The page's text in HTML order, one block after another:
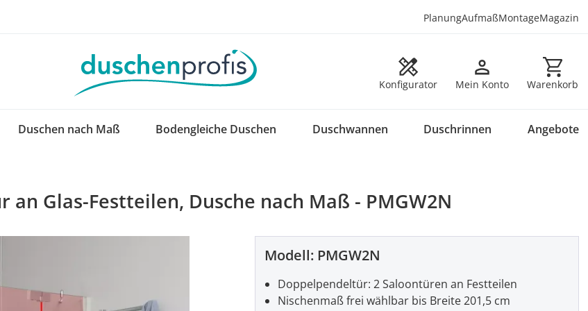
PlanungAufmaßMontageMagazin
Konfigurator Mein Konto Warenkorb
Warenkorb
Duschen nach Maß Bodengleiche Duschen Duschwannen Duschrinnen Angebote
Glas-Festteilen, Dusche nach Maß - PMGW2N
Modell: PMGW2N
Doppelpendeltür: 2 Saloontüren an Festteilen
Nischenmaß frei wählbar bis Breite 201,5 cm